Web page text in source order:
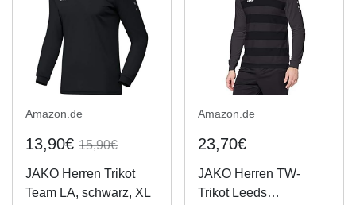
Amazon.de
13,90€ 15,90€
JAKO Herren Trikot
Team LA, schwarz, XL
Amazon.de
23,70€
JAKO Herren TW-
Trikot Leeds